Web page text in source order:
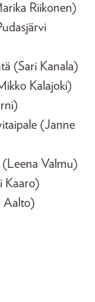
Riikonen)
(Sari Kanala)
Kalajoki)
(Janne
(Leena Valmu)
Kaaro)
Aalto)